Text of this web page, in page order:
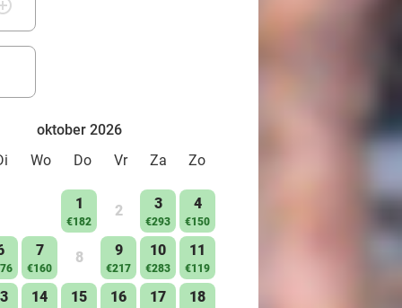
oktober 2026
Wo Do Vr Za Zo
1
€182
2 3
€293
4
€150
7
€160
8 9
€217
10
€283
11
€119
14 15 16 17 18